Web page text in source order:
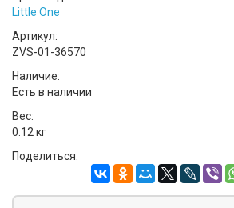
Little One
Артикул:
ZVS-01-36570
Наличие:
Есть в наличии
Вес:
0.12 кг
Поделиться: